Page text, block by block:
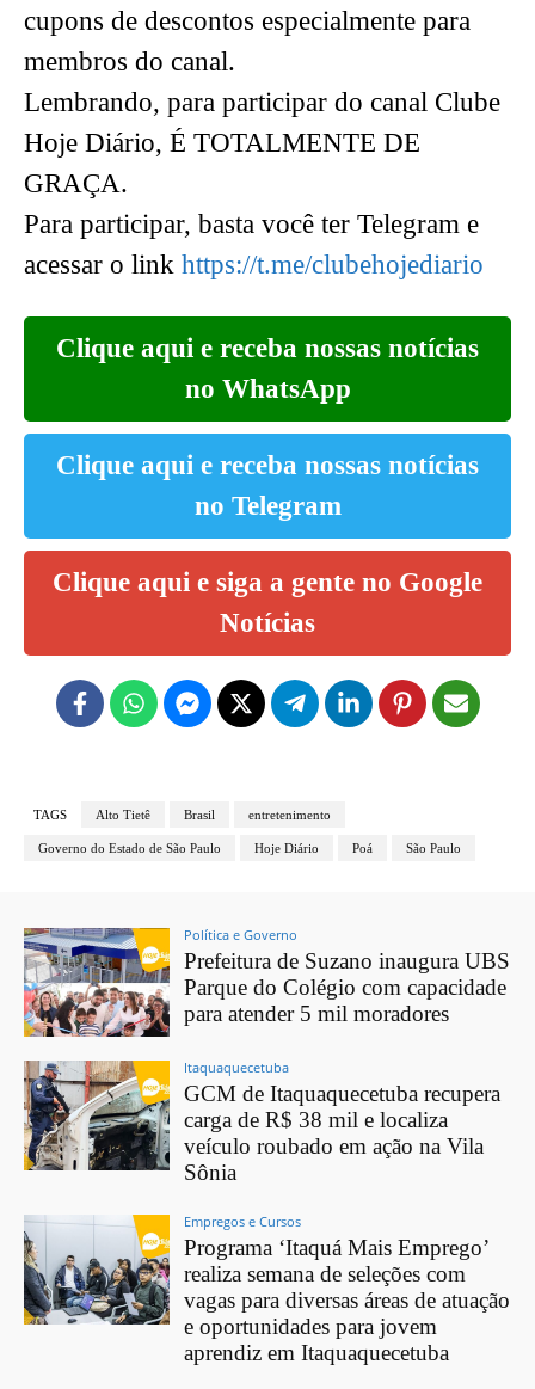
cupons de descontos especialmente para
membros do canal.
Lembrando, para participar do canal Clube
Hoje Diário, É TOTALMENTE DE
GRAÇA.
Para participar, basta você ter Telegram e
acessar o link https://t.me/clubehojediario
Clique aqui e receba nossas notícias
no WhatsApp
Clique aqui e receba nossas notícias
no Telegram
Clique aqui e siga a gente no Google
Notícias
TAGS Alto Tietê Brasil entretenimento
Governo do Estado de São Paulo Hoje Diário Poá São Paulo
Política e Governo
Prefeitura de Suzano inaugura UBS
Parque do Colégio com capacidade
para atender 5 mil moradores
Itaquaquecetuba
GCM de Itaquaquecetuba recupera
carga de R$ 38 mil e localiza
veículo roubado em ação na Vila
Sônia
Empregos e Cursos
Programa ‘Itaquá Mais Emprego’
realiza semana de seleções com
vagas para diversas áreas de atuação
e oportunidades para jovem
aprendiz em Itaquaquecetuba